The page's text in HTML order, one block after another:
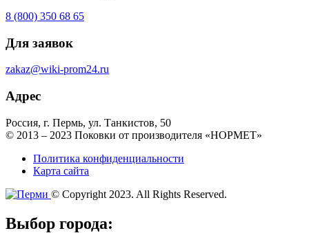
8 (800) 350 68 65
Для заявок
zakaz@wiki-prom24.ru
Адрес
Россия, г. Пермь, ул. Танкистов, 50
© 2013 – 2023 Поковки от производителя «НОРМЕТ»
Политика конфиденциальности
Карта сайта
© Copyright 2023. All Rights Reserved.
Выбор города: